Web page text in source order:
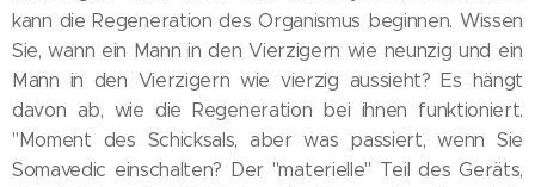
kann die Regeneration des Organismus beginnen. Wissen
Sie, wann ein Mann in den Vierzigern wie neunzig und ein
Mann in den Vierzigern wie vierzig aussieht? Es hängt
davon ab, wie die Regeneration bei ihnen funktioniert.
"Moment des Schicksals, aber was passiert, wenn Sie
Somavedic einschalten? Der "materielle" Teil des Geräts,